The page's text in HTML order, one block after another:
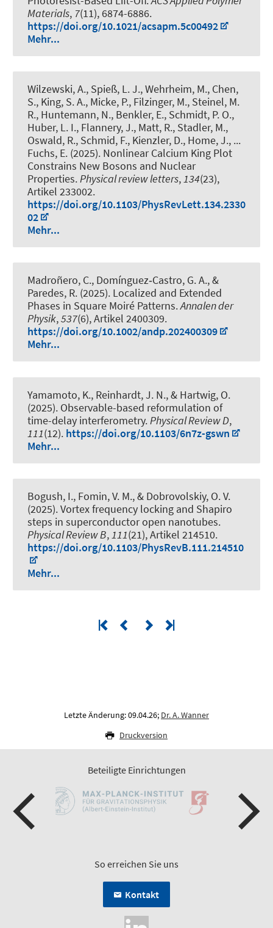
Materials, 7(11), 6874-6886.
https://doi.org/10.1021/acsapm.5c00492
Mehr...
Wilzewski, A., Spieß, L. J., Wehrheim, M., Chen,
S., King, S. A., Micke, P., Filzinger, M., Steinel, M.
R., Huntemann, N., Benkler, E., Schmidt, P. O.,
Huber, L. I., Flannery, J., Matt, R., Stadler, M.,
Oswald, R., Schmid, F., Kienzler, D., Home, J., ...
Fuchs, E. (2025). Nonlinear Calcium King Plot
Constrains New Bosons and Nuclear
Properties.Physical review letters,134(23),
Artikel 233002.
https://doi.org/10.1103/PhysRevLett.134.2330
02
Mehr...
Madroñero, C., Domínguez‐Castro, G. A., &
Paredes, R. (2025). Localized and Extended
Phases in Square Moiré Patterns.Annalen der
Physik,537(6), Artikel 2400309.
https://doi.org/10.1002/andp.202400309
Mehr...
Yamamoto, K., Reinhardt, J. N., & Hartwig, O.
(2025). Observable-based reformulation of
time-delay interferometry. Physical Review D,
111(12). https://doi.org/10.1103/6n7z-gswn
Mehr...
Bogush, I., Fomin, V. M., & Dobrovolskiy, O. V.
(2025).Vortex frequency locking and Shapiro
steps in superconductor open nanotubes.
Physical Review B,111(21), Artikel 214510.
https://doi.org/10.1103/PhysRevB.111.214510
Mehr...
Letzte Änderung: 09.04.26; Dr. A. Wanner
Druckversion
Beteiligte Einrichtungen
So erreichen Sie uns
Kontakt